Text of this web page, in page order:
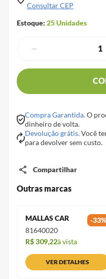
Consultar CEP
Estoque: 25Unidades
－
Compra Garantida.O
dinheiro de volta.
Devolução grátis.Você
para devolver sem custo.
Compartilhar
Outras marcas
MALLAS CAR -33%
81640020
R$ 309,22à vista
VER DETALHES